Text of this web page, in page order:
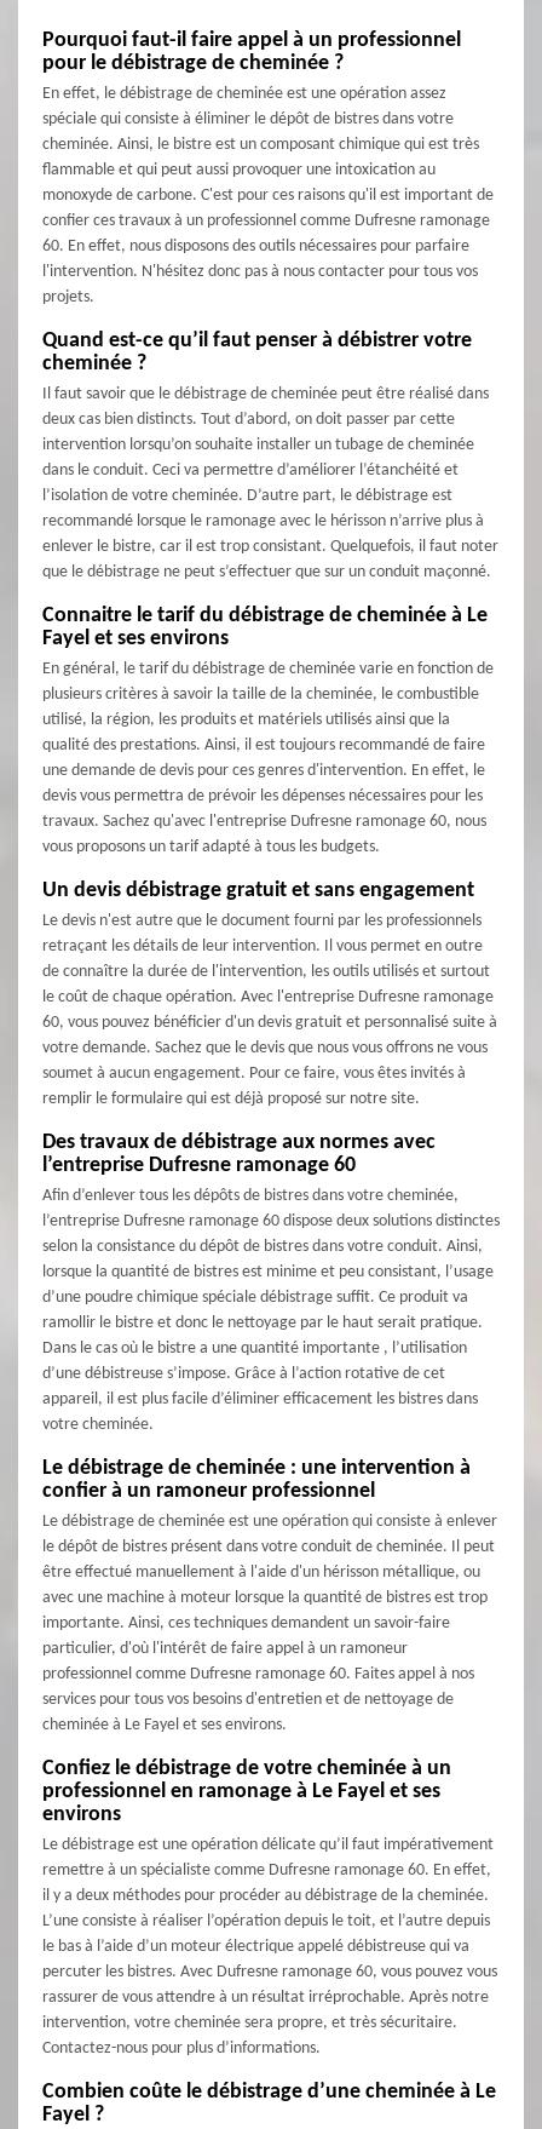
Pourquoi faut-il faire appel à un professionnel
pour le débistrage de cheminée ?
En effet, le débistrage de cheminée est une opération assez
spéciale qui consiste à éliminer le dépôt de bistres dans votre
cheminée. Ainsi, le bistre est un composant chimique qui est très
flammable et qui peut aussi provoquer une intoxication au
monoxyde de carbone. C'est pour ces raisons qu'il est important de
confier ces travaux à un professionnel comme Dufresne ramonage
60. En effet, nous disposons des outils nécessaires pour parfaire
l'intervention. N'hésitez donc pas à nous contacter pour tous vos
projets.
Quand est-ce qu’il faut penser à débistrer votre
cheminée ?
Il faut savoir que le débistrage de cheminée peut être réalisé dans
deux cas bien distincts. Tout d’abord, on doit passer par cette
intervention lorsqu’on souhaite installer un tubage de cheminée
dans le conduit. Ceci va permettre d’améliorer l’étanchéité et
l’isolation de votre cheminée. D’autre part, le débistrage est
recommandé lorsque le ramonage avec le hérisson n’arrive plus à
enlever le bistre, car il est trop consistant. Quelquefois, il faut noter
que le débistrage ne peut s’effectuer que sur un conduit maçonné.
Connaitre le tarif du débistrage de cheminée à Le
Fayel et ses environs
En général, le tarif du débistrage de cheminée varie en fonction de
plusieurs critères à savoir la taille de la cheminée, le combustible
utilisé, la région, les produits et matériels utilisés ainsi que la
qualité des prestations. Ainsi, il est toujours recommandé de faire
une demande de devis pour ces genres d'intervention. En effet, le
devis vous permettra de prévoir les dépenses nécessaires pour les
travaux. Sachez qu'avec l'entreprise Dufresne ramonage 60, nous
vous proposons un tarif adapté à tous les budgets.
Un devis débistrage gratuit et sans engagement
Le devis n'est autre que le document fourni par les professionnels
retraçant les détails de leur intervention. Il vous permet en outre
de connaître la durée de l'intervention, les outils utilisés et surtout
le coût de chaque opération. Avec l'entreprise Dufresne ramonage
60, vous pouvez bénéficier d'un devis gratuit et personnalisé suite à
votre demande. Sachez que le devis que nous vous offrons ne vous
soumet à aucun engagement. Pour ce faire, vous êtes invités à
remplir le formulaire qui est déjà proposé sur notre site.
Des travaux de débistrage aux normes avec
l’entreprise Dufresne ramonage 60
Afin d’enlever tous les dépôts de bistres dans votre cheminée,
l’entreprise Dufresne ramonage 60 dispose deux solutions distinctes
selon la consistance du dépôt de bistres dans votre conduit. Ainsi,
lorsque la quantité de bistres est minime et peu consistant, l’usage
d’une poudre chimique spéciale débistrage suffit. Ce produit va
ramollir le bistre et donc le nettoyage par le haut serait pratique.
Dans le cas où le bistre a une quantité importante , l’utilisation
d’une débistreuse s’impose. Grâce à l’action rotative de cet
appareil, il est plus facile d’éliminer efficacement les bistres dans
votre cheminée.
Le débistrage de cheminée : une intervention à
confier à un ramoneur professionnel
Le débistrage de cheminée est une opération qui consiste à enlever
le dépôt de bistres présent dans votre conduit de cheminée. Il peut
être effectué manuellement à l'aide d'un hérisson métallique, ou
avec une machine à moteur lorsque la quantité de bistres est trop
importante. Ainsi, ces techniques demandent un savoir-faire
particulier, d'où l'intérêt de faire appel à un ramoneur
professionnel comme Dufresne ramonage 60. Faites appel à nos
services pour tous vos besoins d'entretien et de nettoyage de
cheminée à Le Fayel et ses environs.
Confiez le débistrage de votre cheminée à un
professionnel en ramonage à Le Fayel et ses
environs
Le débistrage est une opération délicate qu’il faut impérativement
remettre à un spécialiste comme Dufresne ramonage 60. En effet,
il y a deux méthodes pour procéder au débistrage de la cheminée.
L’une consiste à réaliser l’opération depuis le toit, et l’autre depuis
le bas à l’aide d’un moteur électrique appelé débistreuse qui va
percuter les bistres. Avec Dufresne ramonage 60, vous pouvez vous
rassurer de vous attendre à un résultat irréprochable. Après notre
intervention, votre cheminée sera propre, et très sécuritaire.
Contactez-nous pour plus d’informations.
Combien coûte le débistrage d’une cheminée à Le
Fayel ?